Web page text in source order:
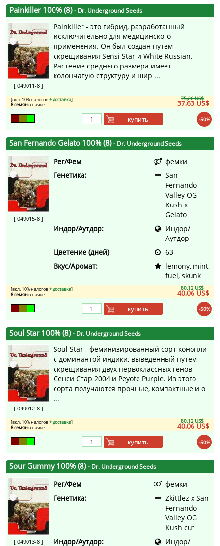
Painkiller 100% (8)- Dr. Underground Seeds
[ 049011-8 ]
Painkiller - это гибрид, разработанный
исключительно для медицинского
применения. Он был создан путем
скрещивания Sensi Star и White Russian.
Растение среднего размера имеет
колончатую структуру и шир ...
75,26 US$
37,63 US$
[вкл. 10% налогов+ доставка]
8 семянв пачке
-50%
купить
San Fernando Gelato 100% (8)- Dr. Underground Seeds
[ 049015-8 ]
Рег/Фем
фемки
Генетика:
San
Fernando
Valley OG
Kush x
Gelato
Индор/Аутдор:
Индор/
Аутдор
Цветение (дней):
63
Вкус/Аромат:
lemony, mint,
fuel, skunk
80,12 US$
40,06 US$
[вкл. 10% налогов+ доставка]
8 семянв пачке
-50%
купить
Soul Star 100% (8)- Dr. Underground Seeds
[ 049012-8 ]
Soul Star - феминизированный сорт конопли
с доминантой индики, выведенный путем
скрещивания двух первоклассных генов:
Сенси Стар 2004 и Peyote Purple. Из этого
сорта получаются прочные, компактные и о
...
80,12 US$
40,06 US$
[вкл. 10% налогов+ доставка]
8 семянв пачке
-50%
купить
Sour Gummy 100% (8)- Dr. Underground Seeds
[ 049013-8 ]
Рег/Фем
фемки
Генетика:
Zkittlez x San
Fernando
Valley OG
Kush cut
Индор/Аутдор:
Индор/